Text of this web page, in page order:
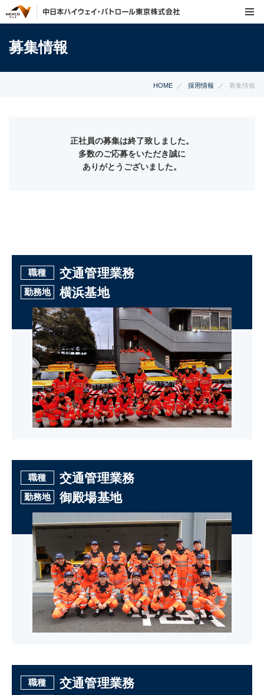
募集情報
HOME 採用情報 募集情報
正社員の募集は終了致しました。
多数のご応募をいただき誠に
ありがとうございました。
職種 交通管理業務
勤務地 横浜基地
職種 交通管理業務
勤務地 御殿場基地
職種 交通管理業務